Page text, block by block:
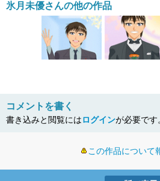
氷月未優さんの他の作品
コメントを書く
書き込みと閲覧にはログインが必要です
この作品について